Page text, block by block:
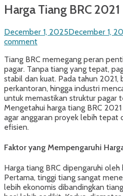
Harga Tiang BRC 2021
Posted
on
December 1, 2025December 1,
comment
Tiang BRC memegang peran
pagar. Tanpa tiang yang tepat,
stabil dan kuat. Pada tahun 2021,
perkantoran, hingga industri
untuk memastikan struktur pagar
Mengetahui harga tiang BRC
agar anggaran proyek lebih tepat
efisien.
Faktor yang Mempengaruhi
Harga tiang BRC dipengaruhi
Pertama, tinggi tiang sangat
lebih ekonomis dibandingkan